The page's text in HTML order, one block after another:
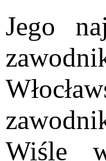
Jego
Wiśle